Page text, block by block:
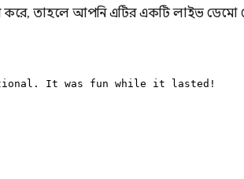
তাহলে আপনি এটির একটি লাইভ ডেমো